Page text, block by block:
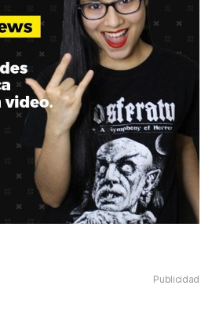
Publicidad